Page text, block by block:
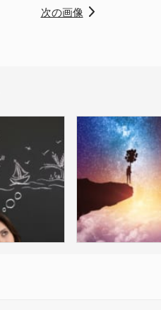
次の画像